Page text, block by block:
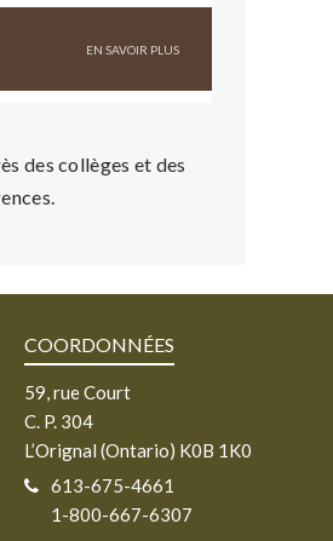
des collèges et des
COORDONNÉES
59, rue Court
C. P. 304
L’Orignal (Ontario) K0B 1K0
613-675-4661
1-800-667-6307